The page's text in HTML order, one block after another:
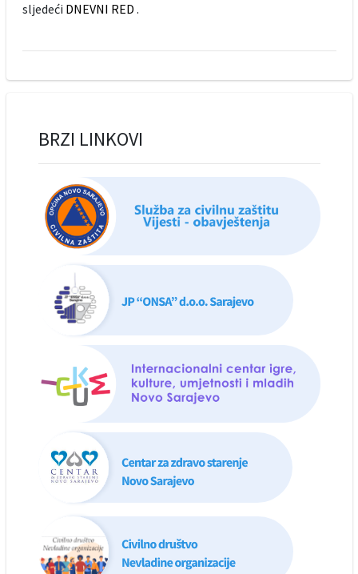
sljedeći DNEVNI RED .
BRZI LINKOVI